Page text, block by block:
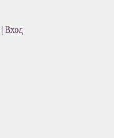
Вход